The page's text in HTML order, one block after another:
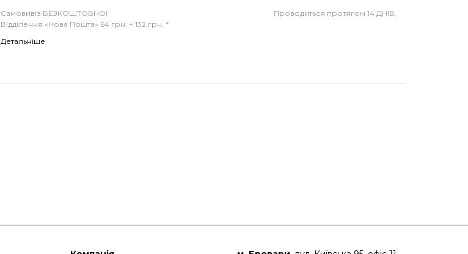
Самовивіз БЕЗКОШТОВНО!
Відділення «Нова Пошта» 64 грн. + 132 грн. *
Детальніше
Проводиться протягом 14 ДНІВ.